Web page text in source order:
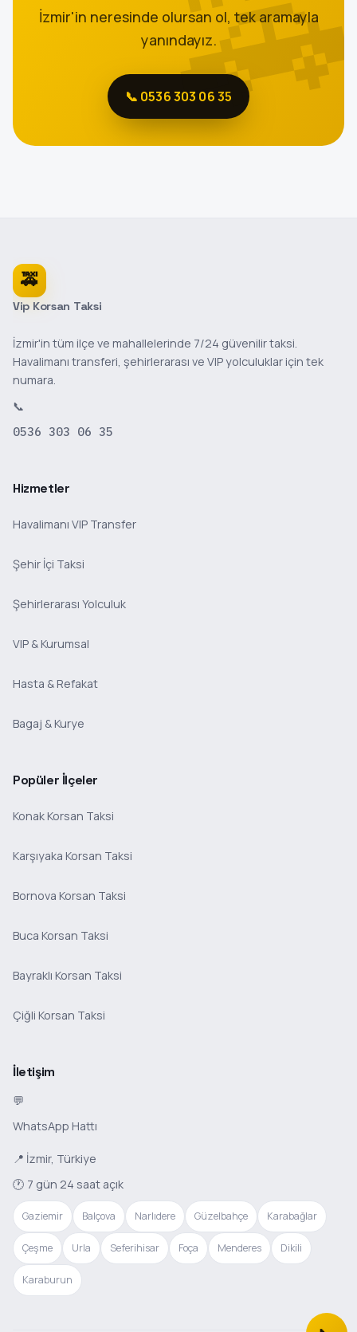
İzmir'in neresinde olursan ol, tek aramayla
yanındayız.
📞 0536 303 06 35
🚕
Vip Korsan Taksi
İzmir'in tüm ilçe ve mahallelerinde 7/24 güvenilir taksi.
Havalimanı transferi, şehirlerarası ve VIP yolculuklar için tek
numara.
📞
0536 303 06 35
Hizmetler
Havalimanı VIP Transfer
Şehir İçi Taksi
Şehirlerarası Yolculuk
VIP & Kurumsal
Hasta & Refakat
Bagaj & Kurye
Popüler İlçeler
Konak Korsan Taksi
Karşıyaka Korsan Taksi
Bornova Korsan Taksi
Buca Korsan Taksi
Bayraklı Korsan Taksi
Çiğli Korsan Taksi
İletişim
💬
WhatsApp Hattı
📍 İzmir, Türkiye
🕐 7 gün 24 saat açık
Gaziemir Balçova Narlıdere Güzelbahçe Karabağlar
Çeşme Urla Seferihisar Foça Menderes Dikili
Karaburun